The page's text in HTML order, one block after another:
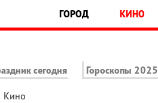
ГОРОД КИНО
сегодня Гороскопы 2025
Кино